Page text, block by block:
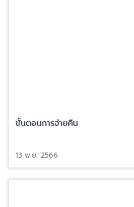
ขั้นตอนการจ่ายคืน
13 พ.ย. 2566